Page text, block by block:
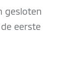
gesloten
eerste